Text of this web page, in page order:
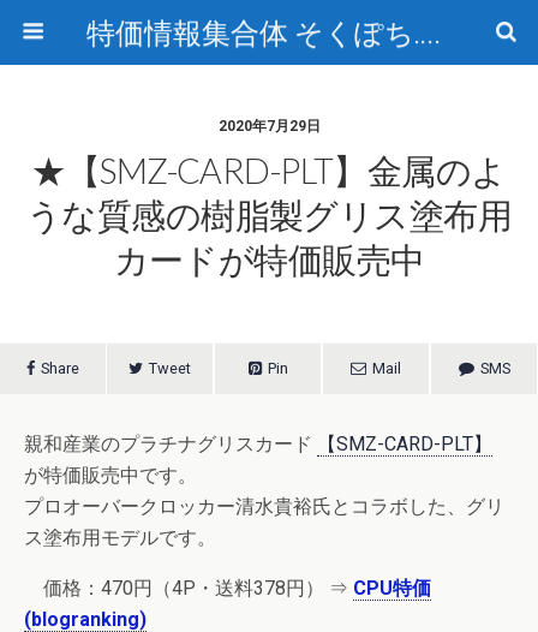
特価情報集合体 そくぽち.com
2020年7月29日
★【SMZ-CARD-PLT】金属のよ
うな質感の樹脂製グリス塗布用
カードが特価販売中
Share Tweet Pin Mail SMS
親和産業のプラチナグリスカード
【SMZ-CARD-PLT】
が特価販売中です。
プロオーバークロッカー清水貴裕氏とコラボした、グリ
ス塗布用モデルです。
価格： 470円 （4P・送料378円） ⇒ CPU特価
(blogranking)